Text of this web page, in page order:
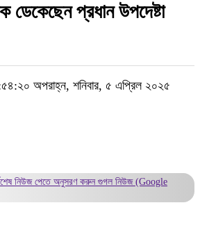
ডেকেছেন প্রধান উপদেষ্টা
অপরাহ্ন, শনিবার, ৫ এপ্রিল ২০২৫
নিউজ পেতে অনুসরণ করুন গুগল নিউজ (Google